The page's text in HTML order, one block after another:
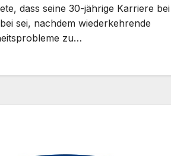
dass seine 30-jährige Karriere bei
sei, nachdem wiederkehrende
zu…